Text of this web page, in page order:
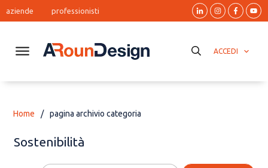
aziende professionisti
ACCEDI
Home / pagina archivio categoria
Sostenibilità